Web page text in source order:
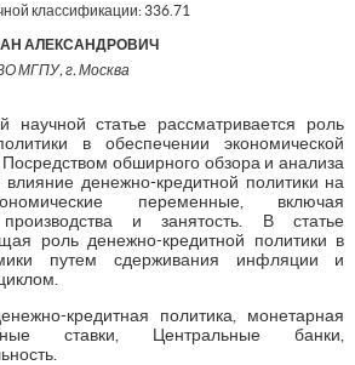
классификации: 336.71
АЛЕКСАНДРОВИЧ
МГПУ, г. Москва
научной статье рассматривается роль
в обеспечении экономической
Посредством обширного обзора и анализа
влияние денежно-кредитной политики на
переменные, включая
и занятость. В статье
роль денежно-кредитной политики в
путем сдерживания инфляции и
кредитная политика, монетарная
ставки, Центральные банки,